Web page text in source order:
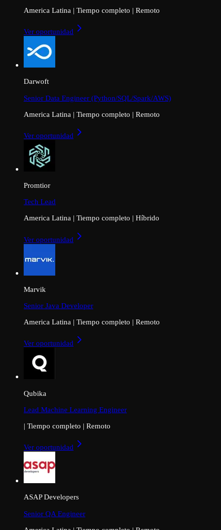
America Latina | Tiempo completo | Remoto
Ver oportunidad
Darwoft
Senior Data Engineer (Python/SQL/Spark/AWS)
America Latina | Tiempo completo | Remoto
Ver oportunidad
Promtior
Tech Lead
America Latina | Tiempo completo | Híbrido
Ver oportunidad
Marvik
Senior Java Developer
America Latina | Tiempo completo | Remoto
Ver oportunidad
Qubika
Lead Machine Learning Engineer
| Tiempo completo | Remoto
Ver oportunidad
ASAP Developers
Senior QA Engineer